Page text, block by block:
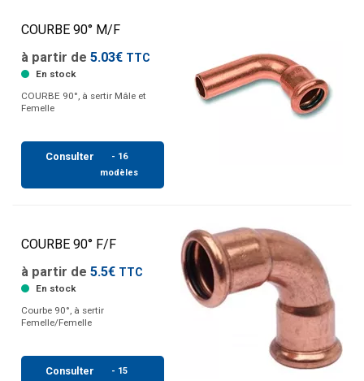
COURBE 90° M/F
à partir de 5.03€ TTC
En stock
COURBE 90°, à sertir Mâle et
Femelle
Consulter
- 16
modèles
COURBE 90° F/F
à partir de 5.5€ TTC
En stock
Courbe 90°, à sertir
Femelle/Femelle
Consulter
- 15